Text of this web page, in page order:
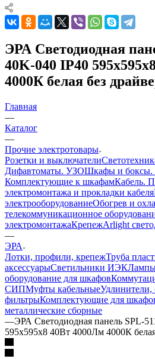
ЭРА Светодиодная
40K-040 IP40
4000К белая без
Главная
—
Каталог
—
Прочие электротовары
Розетки и выключатели
Дифавтоматы. УЗОШкафы и боксы.
Комплектующие к шкафамКабель.
электромонтажа и прокладки кабеля
электрооборудованиеОбогрев и
телекоммуникационное
электромонтажаКрепежArlight
—
ЭРА
Лотки, профили, крепежТруба
аксессуарыСветильники ИЭК
оборудование для шкафов
СИПМуфты кабельныеУдлинители,
фильтрыКомплектующие для
металлические сборные
—ЭРА Светодиодная панель SPL-
595x595x8 40Вт 4000Лм 4000К